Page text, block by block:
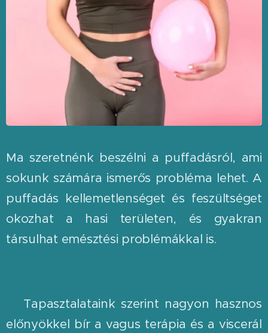
Ma szeretnénk beszélni a puffadásról, ami
sokunk számára ismerős probléma lehet. A
puffadás kellemetlenséget és feszültséget
okozhat a hasi területen, és gyakran
társulhat emésztési problémákkal is.
🌸Tapasztalataink szerint nagyon hasznos
előnyökkel bír a vagus terápia és a viscerál